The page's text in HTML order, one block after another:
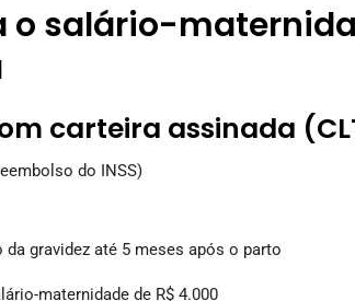
o salário-
carteira assinada
do INSS)
da gravidez até 5 meses após o parto
maternidade de R$ 4.000